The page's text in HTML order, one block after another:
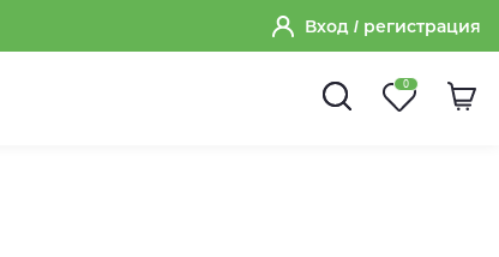
Вход / регистрация
0